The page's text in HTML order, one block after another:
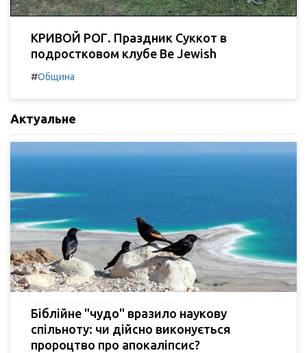
КРИВОЙ РОГ. Праздник Суккот в
подростковом клубе Be Jewish
#Община
Актуальне
Біблійне "чудо" вразило наукову
спільноту: чи дійсно виконується
пророцтво про апокаліпсис?